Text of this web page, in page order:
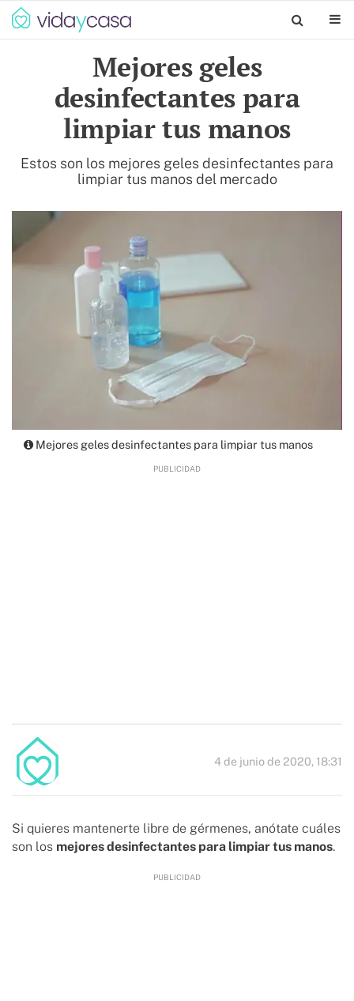
Mejores geles
desinfectantes para
limpiar tus manos
Estos son los mejores geles desinfectantes para
limpiar tus manos del mercado
Mejores geles desinfectantes para limpiar tus manos
4 de junio de 2020, 18:31
Si quieres mantenerte libre de gérmenes, anótate cuáles
son los mejores desinfectantes para limpiar tus manos.